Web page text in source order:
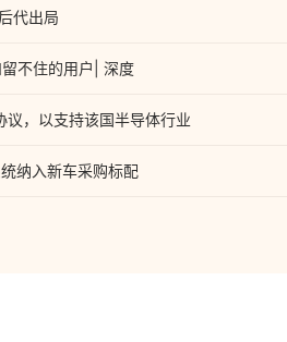
代出局
不住的用户| 深度
，以支持该国半导体行业
纳入新车采购标配